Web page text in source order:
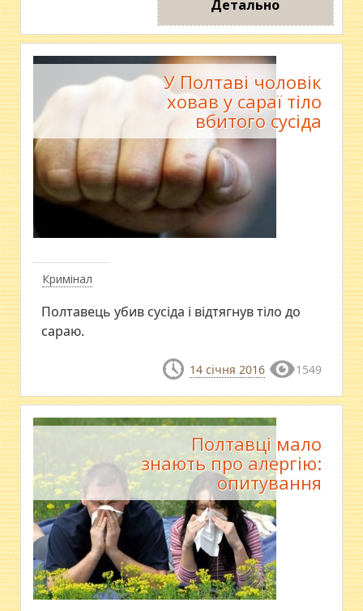
Детально
Кримінал
У Полтаві чоловік
ховав у сараї тіло
вбитого сусіда
Полтавець убив сусіда і відтягнув тіло до
сараю.
14 січня 2016 1549
Полтавці мало
знають про алергію:
опитування